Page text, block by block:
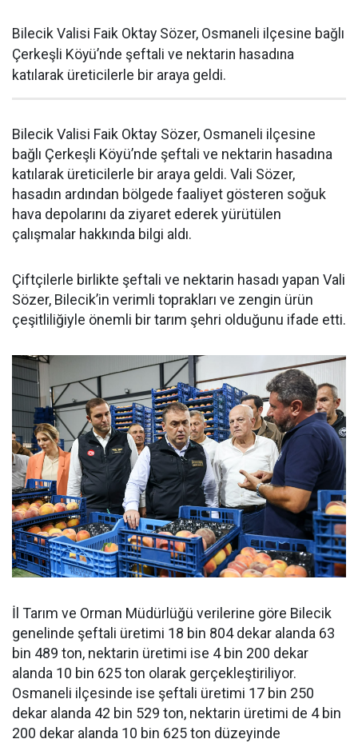
Bilecik Valisi Faik Oktay Sözer, Osmaneli ilçesine bağlı
Çerkeşli Köyü’nde şeftali ve nektarin hasadına
katılarak üreticilerle bir araya geldi.
Bilecik Valisi Faik Oktay Sözer, Osmaneli ilçesine
bağlı Çerkeşli Köyü’nde şeftali ve nektarin hasadına
katılarak üreticilerle bir araya geldi. Vali Sözer,
hasadın ardından bölgede faaliyet gösteren soğuk
hava depolarını da ziyaret ederek yürütülen
çalışmalar hakkında bilgi aldı.
Çiftçilerle birlikte şeftali ve nektarin hasadı yapan Vali
Sözer, Bilecik’in verimli toprakları ve zengin ürün
çeşitliliğiyle önemli bir tarım şehri olduğunu ifade etti.
İl Tarım ve Orman Müdürlüğü verilerine göre Bilecik
genelinde şeftali üretimi 18 bin 804 dekar alanda 63
bin 489 ton, nektarin üretimi ise 4 bin 200 dekar
alanda 10 bin 625 ton olarak gerçekleştiriliyor.
Osmaneli ilçesinde ise şeftali üretimi 17 bin 250
dekar alanda 42 bin 529 ton, nektarin üretimi de 4 bin
200 dekar alanda 10 bin 625 ton düzeyinde